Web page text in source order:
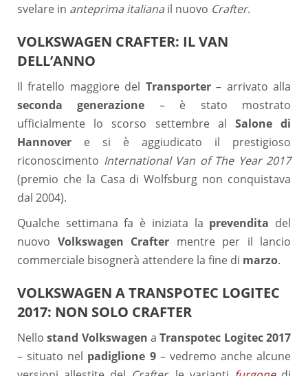
svelare in anteprima italianail nuovo Crafter.
VOLKSWAGEN CRAFTER: IL VAN
DELL’ANNO
Il fratello maggiore del Transporter– arrivato alla
seconda generazione – è stato mostrato
ufficialmente lo scorso settembre al Salone di
Hannover e si è aggiudicato il prestigioso
riconoscimento International Van of The Year 2017
(premio che la Casa di Wolfsburg non conquistava
dal 2004).
Qualche settimana fa è iniziata la prevendita del
nuovo Volkswagen Crafter mentre per il lancio
commerciale bisognerà attendere la fine di marzo.
VOLKSWAGEN A TRANSPOTEC LOGITEC
2017: NON SOLO CRAFTER
Nellostand Volkswagen aTranspotec Logitec 2017
– situato nel padiglione 9– vedremo anche alcune